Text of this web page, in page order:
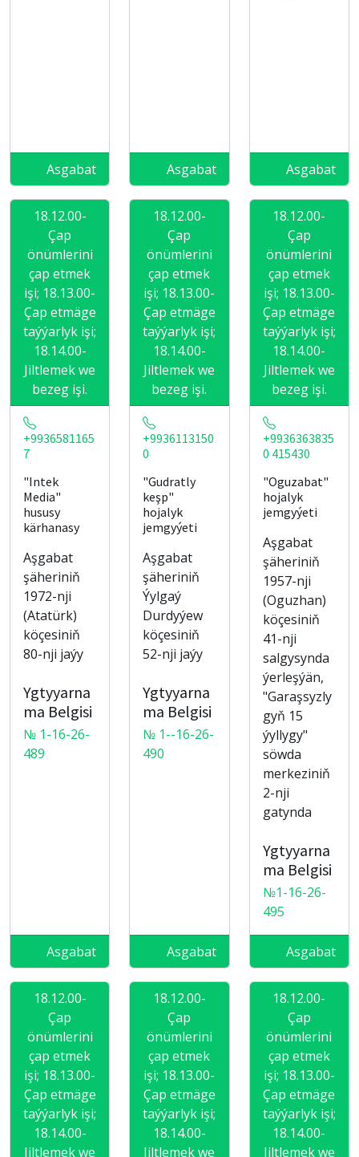
Asgabat Asgabat Asgabat
18.12.00-
Çap
önümlerini
çap etmek
işi; 18.13.00-
Çap etmäge
taýýarlyk işi;
18.14.00-
Jiltlemek we
bezeg işi.
+9936581165
7
"Intek
Media"
hususy
kärhanasy
Aşgabat
şäheriniň
1972-nji
(Atatürk)
köçesiniň
80-nji jaýy
Ygtyyarna
ma Belgisi
№ 1-16-26-
489
Asgabat
18.12.00-
Çap
önümlerini
çap etmek
işi; 18.13.00-
Çap etmäge
taýýarlyk işi;
18.14.00-
Jiltlemek we
bezeg işi.
+9936113150
0
"Gudratly
keşp"
hojalyk
jemgyýeti
Aşgabat
şäheriniň
Ýylgaý
Durdyýew
köçesiniň
52-nji jaýy
Ygtyyarna
ma Belgisi
№ 1--16-26-
490
Asgabat
18.12.00-
Çap
önümlerini
çap etmek
işi; 18.13.00-
Çap etmäge
taýýarlyk işi;
18.14.00-
Jiltlemek we
bezeg işi.
+9936363835
0 415430
"Oguzabat"
hojalyk
jemgyýeti
Aşgabat
şäheriniň
1957-nji
(Oguzhan)
köçesiniň
41-nji
salgysynda
ýerleşýän,
"Garaşsyzly
gyň 15
ýyllygy"
söwda
merkeziniň
2-nji
gatynda
Ygtyyarna
ma Belgisi
№1-16-26-
495
Asgabat
18.12.00-
Çap
önümlerini
çap etmek
işi; 18.13.00-
Çap etmäge
taýýarlyk işi;
18.14.00-
Jiltlemek we
18.12.00-
Çap
önümlerini
çap etmek
işi; 18.13.00-
Çap etmäge
taýýarlyk işi;
18.14.00-
Jiltlemek we
18.12.00-
Çap
önümlerini
çap etmek
işi; 18.13.00-
Çap etmäge
taýýarlyk işi;
18.14.00-
Jiltlemek we